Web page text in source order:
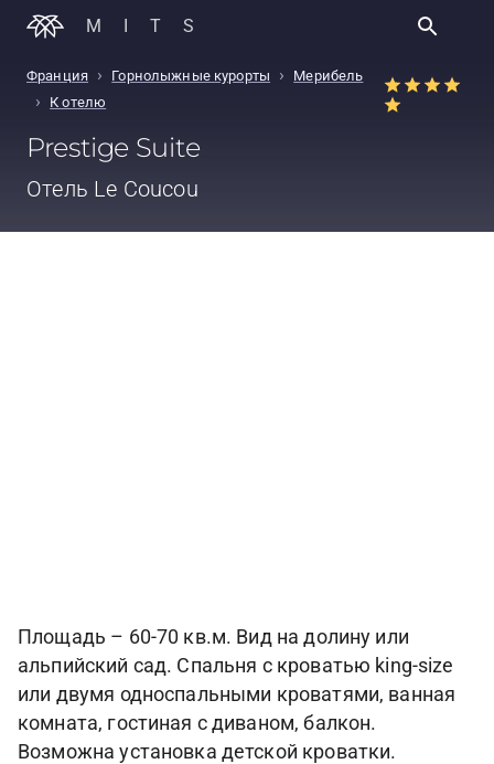
MITS
Франция › Горнолыжные курорты › Мерибель
› К отелю
Prestige Suite
Отель Le Coucou
Площадь – 60-70 кв.м. Вид на долину или
альпийский сад. Спальня с кроватью king-size
или двумя односпальными кроватями, ванная
комната, гостиная с диваном, балкон.
Возможна установка детской кроватки.